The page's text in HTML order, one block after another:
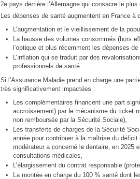
2e pays derrière l’Allemagne qui consacre le
Les dépenses de santé augmentent en France à
L’augmentation et le vieillissement de la
La hausse des volumes consommés (hors
l’optique et plus récemment les dépenses
L’inflation qui se traduit par des
professionnels de santé.
Si l’Assurance Maladie prend en charge une
très significativement impactées :
Les complémentaires financent une part
accroissement) par le mécanisme du ticket
non remboursée par la Sécurité Sociale),
Les transferts de charges de la Sécurité
année pour contribuer à la maîtrise du
modérateur a concerné le dentaire, en 2025
consultations médicales,
L’élargissement du contrat responsable
La montée en charge du 100 % santé dont